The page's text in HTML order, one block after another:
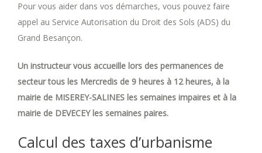
Pour vous aider dans vos démarches, vous pouvez faire
appel au Service Autorisation du Droit des Sols (ADS) du
Grand Besançon.
Un instructeur vous accueille lors des permanences de
secteur tous les Mercredis de 9 heures à 12 heures, à la
mairie de MISEREY-SALINES les semaines impaires et à la
mairie de DEVECEY les semaines paires.
Calcul des taxes d’urbanisme